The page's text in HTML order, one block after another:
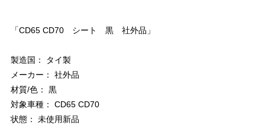
「CD65 CD70 シート 黒 社外品」
製造国： タイ製
メーカー： 社外品
材質/色： 黒
対象車種： CD65 CD70
状態： 未使用新品